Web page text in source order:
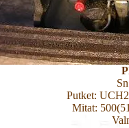
Putket:
Mitat: